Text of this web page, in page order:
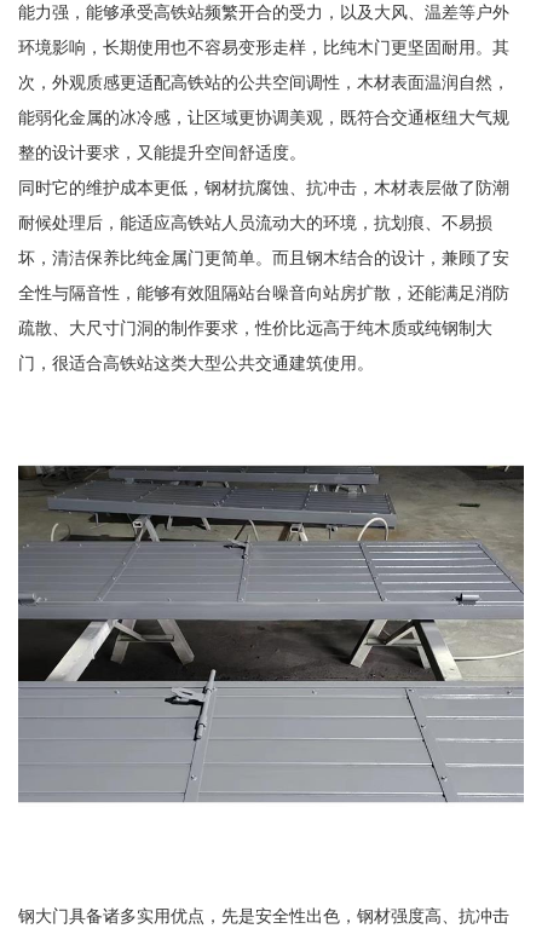
能力强，能够承受高铁站频繁开合的受力，以及大风、温差等户外
环境影响，长期使用也不容易变形走样，比纯木门更坚固耐用。其
次，外观质感更适配高铁站的公共空间调性，木材表面温润自然，
能弱化金属的冰冷感，让区域更协调美观，既符合交通枢纽大气规
整的设计要求，又能提升空间舒适度。
同时它的维护成本更低，钢材抗腐蚀、抗冲击，木材表层做了防潮
耐候处理后，能适应高铁站人员流动大的环境，抗划痕、不易损
坏，清洁保养比纯金属门更简单。而且钢木结合的设计，兼顾了安
全性与隔音性，能够有效阻隔站台噪音向站房扩散，还能满足消防
疏散、大尺寸门洞的制作要求，性价比远高于纯木质或纯钢制大
门，很适合高铁站这类大型公共交通建筑使用。
钢大门具备诸多实用优点，先是安全性出色，钢材强度高、抗冲击